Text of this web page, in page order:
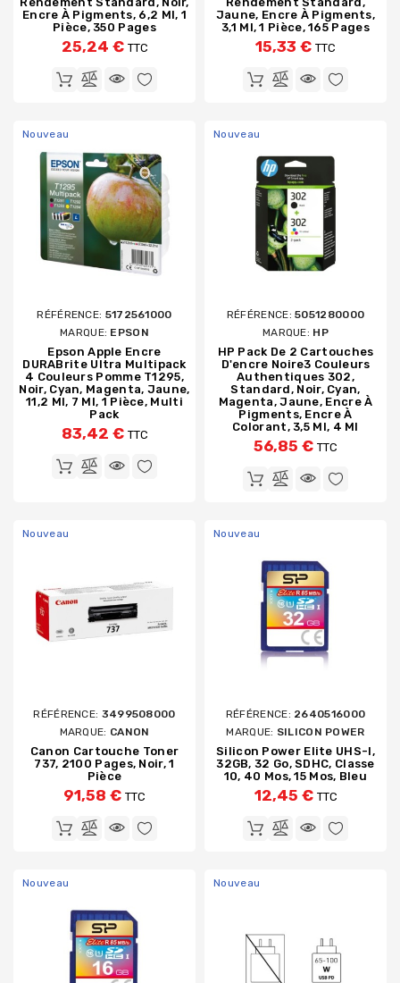
Encre À Pigments, 6,2 Ml, 1
Pièce, 350 Pages
25,24 € TTC
Jaune, Encre À Pigments,
3,1 Ml, 1 Pièce, 165 Pages
15,33 € TTC
Nouveau
RÉFÉRENCE: 5172561000
MARQUE: EPSON
Epson Apple Encre
DURABrite Ultra Multipack
4 Couleurs Pomme T1295,
Noir, Cyan, Magenta, Jaune,
11,2 Ml, 7 Ml, 1 Pièce, Multi
Pack
83,42 € TTC
Nouveau
RÉFÉRENCE:5051280000
MARQUE: HP
HP Pack De 2 Cartouches
D'encre Noire3 Couleurs
Authentiques 302,
Standard, Noir, Cyan,
Magenta, Jaune, Encre À
Pigments, Encre À
Colorant, 3,5 Ml, 4 Ml
56,85 € TTC
Nouveau
RÉFÉRENCE: 3499508000
MARQUE: CANON
Canon Cartouche Toner
737, 2100 Pages, Noir, 1
Pièce
91,58 € TTC
Nouveau
RÉFÉRENCE: 2640516000
MARQUE: SILICON POWER
Silicon Power Elite UHS-I,
32GB, 32 Go, SDHC, Classe
10, 40 Mos, 15 Mos, Bleu
12,45 € TTC
Nouveau Nouveau